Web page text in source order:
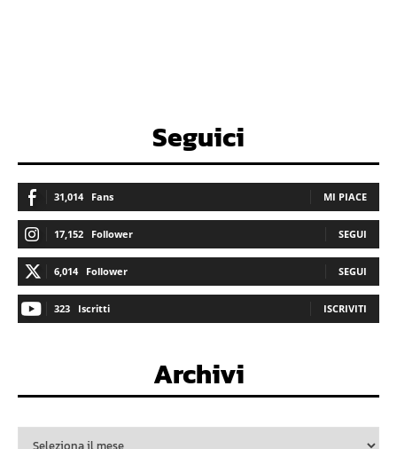
Seguici
31,014 Fans MI PIACE
17,152 Follower SEGUI
6,014 Follower SEGUI
323 Iscritti ISCRIVITI
Archivi